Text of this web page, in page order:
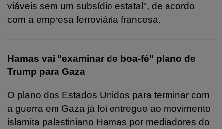
viáveis sem um subsídio estatal", de acordo
com a empresa ferroviária francesa.
Hamas vai "examinar de boa-fé" plano de
Trump para Gaza
O plano dos Estados Unidos para terminar com
a guerra em Gaza já foi entregue ao movimento
islamita palestiniano Hamas por mediadores do